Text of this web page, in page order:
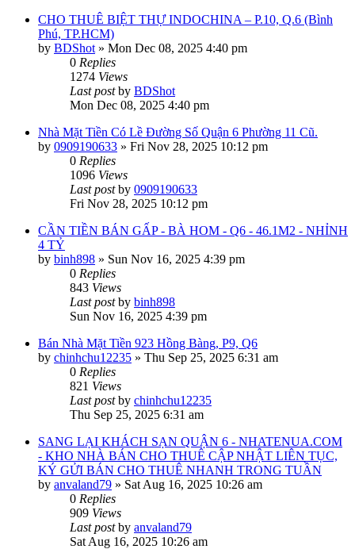
CHO THUÊ BIỆT THỰ INDOCHINA – P.10, Q.6 (Bình
Phú, TP.HCM)
by BDShot » Mon Dec 08, 2025 4:40 pm
0 Replies
1274 Views
Last postby BDShot
Mon Dec 08, 2025 4:40 pm
Nhà Mặt Tiền Có Lề Đường Số Quận 6 Phường 11 Cũ.
by 0909190633 » Fri Nov 28, 2025 10:12 pm
0 Replies
1096 Views
Last postby 0909190633
Fri Nov 28, 2025 10:12 pm
CẦN TIỀN BÁN GẤP - BÀ HOM - Q6 - 46.1M2 - NHỈNH
4 TỶ
by binh898 » Sun Nov 16, 2025 4:39 pm
0 Replies
843 Views
Last postby binh898
Sun Nov 16, 2025 4:39 pm
Bán Nhà Mặt Tiền 923 Hồng Bàng, P9, Q6
by chinhchu12235 » Thu Sep 25, 2025 6:31 am
0 Replies
821 Views
Last postby chinhchu12235
Thu Sep 25, 2025 6:31 am
SANG LẠI KHÁCH SẠN QUẬN 6 - NHATENUA.COM
- KHO NHÀ BÁN CHO THUÊ CẬP NHẬT LIÊN TỤC,
KÝ GỬI BÁN CHO THUÊ NHANH TRONG TUẦN
by anvaland79 » Sat Aug 16, 2025 10:26 am
0 Replies
909 Views
Last postby anvaland79
Sat Aug 16, 2025 10:26 am